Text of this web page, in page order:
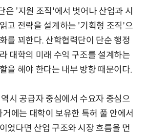
은 '지원 조직'에서 벗어나 산업과 시
고 전략을 설계하는 '기획형 조직'으
를 꾀한다. 산학협력단이 단순 행정
대학의 미래 수익 구조를 설계하는
을 해야 한다는 내부 방향 때문이다.
시 공급자 중심에서 수요자 중심으
거에는 대학이 보유한 특허 풀 안에서
었다면 산업 구조와 시장 흐름을 먼